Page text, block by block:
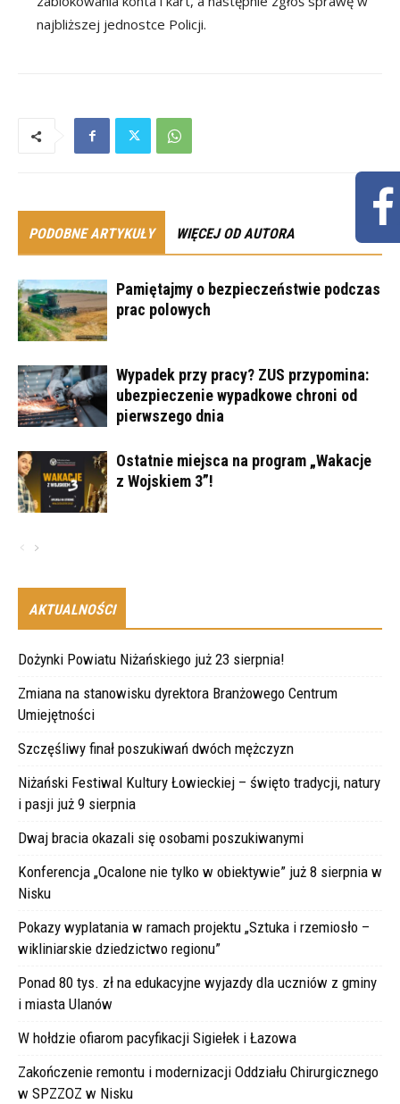
najbliższej jednostce Policji.
PODOBNE ARTYKUŁY WIĘCEJ OD AUTORA
Pamiętajmy o bezpieczeństwie podczas
prac polowych
Wypadek przy pracy? ZUS przypomina:
ubezpieczenie wypadkowe chroni od
pierwszego dnia
Ostatnie miejsca na program „Wakacje
z Wojskiem 3”!
AKTUALNOŚCI
Dożynki Powiatu Niżańskiego już 23 sierpnia!
Zmiana na stanowisku dyrektora Branżowego Centrum
Umiejętności
Szczęśliwy finał poszukiwań dwóch mężczyzn
Niżański Festiwal Kultury Łowieckiej – święto tradycji, natury
i pasji już 9 sierpnia
Dwaj bracia okazali się osobami poszukiwanymi
Konferencja „Ocalone nie tylko w obiektywie” już 8 sierpnia w
Nisku
Pokazy wyplatania w ramach projektu „Sztuka i rzemiosło –
wikliniarskie dziedzictwo regionu”
Ponad 80 tys. zł na edukacyjne wyjazdy dla uczniów z gminy
i miasta Ulanów
W hołdzie ofiarom pacyfikacji Sigiełek i Łazowa
Zakończenie remontu i modernizacji Oddziału Chirurgicznego
w SPZZOZ w Nisku